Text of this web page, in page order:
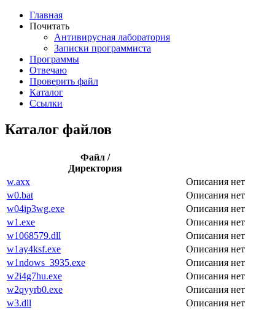
Главная
Почитать
Антивирусная лаборатория
Записки программиста
Программы
Отвечаю
Проверить файл
Каталог
Ссылки
Каталог файлов
Файл /
Директория
w.axx
Описания нет
w0.bat
Описания нет
w04ip3wg.exe
Описания нет
w1.exe
Описания нет
w1068579.dll
Описания нет
w1ay4ksf.exe
Описания нет
w1ndows_3935.exe
Описания нет
w2i4g7hu.exe
Описания нет
w2qyyrb0.exe
Описания нет
w3.dll
Описания нет